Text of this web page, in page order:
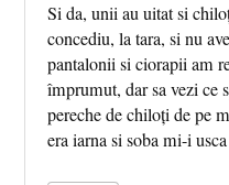
Si da, unii au uitat si
concediu, la tara, si nu
pantalonii si ciorapii am
împrumut, dar sa vezi ce
pereche de chiloți de pe
era iarna si soba mi-i